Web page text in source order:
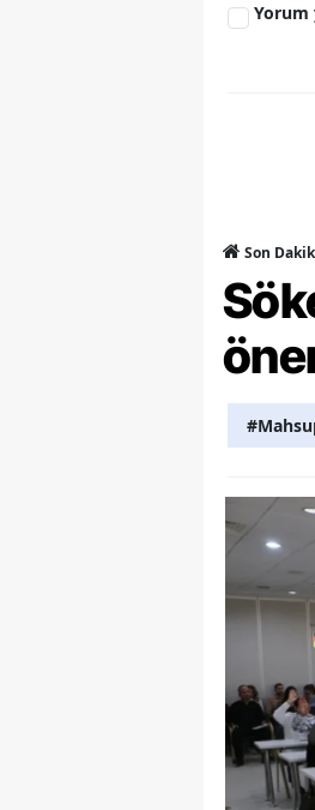
Yorum
Son